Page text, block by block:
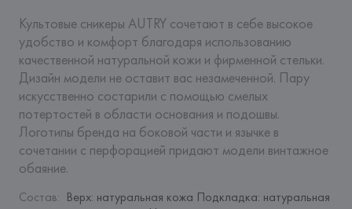
Культовые сникеры AUTRY сочетают в себе высокое
удобство и комфорт благодаря использованию
качественной натуральной кожи и фирменной стельки.
Дизайн модели не оставит вас незамеченной. Пару
искусственно состарили с помощью смелых
потертостей в области основания и подошвы.
Логотипы бренда на боковой части и язычке в
сочетании с перфорацией придают модели винтажное
обаяние.
Состав: Верх: натуральная кожа Подкладка: натуральная